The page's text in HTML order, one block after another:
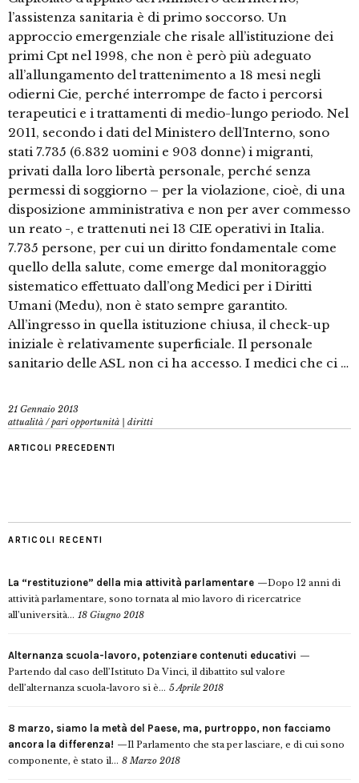
l’assistenza sanitaria è di primo soccorso. Un
approccio emergenziale che risale all’istituzione dei
primi Cpt nel 1998, che non è però più adeguato
all’allungamento del trattenimento a 18 mesi negli
odierni Cie, perché interrompe de facto i percorsi
terapeutici e i trattamenti di medio-lungo periodo. Nel
2011, secondo i dati del Ministero dell’Interno, sono
stati 7.735 (6.832 uomini e 903 donne) i migranti,
privati dalla loro libertà personale, perché senza
permessi di soggiorno – per la violazione, cioè, di una
disposizione amministrativa e non per aver commesso
un reato -, e trattenuti nei 13 CIE operativi in Italia.
7.735 persone, per cui un diritto fondamentale come
quello della salute, come emerge dal monitoraggio
sistematico effettuato dall’ong Medici per i Diritti
Umani (Medu), non è stato sempre garantito.
All’ingresso in quella istituzione chiusa, il check-up
iniziale è relativamente superficiale. Il personale
sanitario delle ASL non ci ha accesso. I medici che ci …
21 Gennaio 2013
attualità /pari opportunità | diritti
ARTICOLI PRECEDENTI
ARTICOLI RECENTI
La “restituzione” della mia attività parlamentare
Dopo 12 anni di
attività parlamentare, sono tornata al mio lavoro di ricercatrice
all’università... 18 Giugno 2018
Alternanza scuola-lavoro, potenziare contenuti educativi
Partendo dal caso dell’Istituto Da Vinci, il dibattito sul valore
dell’alternanza scuola-lavoro si è... 5 Aprile 2018
8 marzo, siamo la metà del Paese, ma, purtroppo, non facciamo
ancora la differenza!
Il Parlamento che sta per lasciare, e di cui sono
componente, è stato il... 8 Marzo 2018